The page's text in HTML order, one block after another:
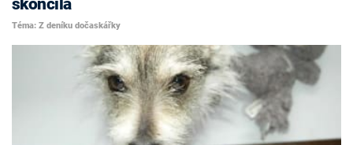
skončila
Téma: Z deníku dočaskářky